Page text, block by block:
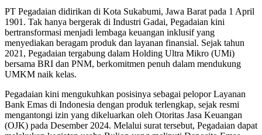
PT Pegadaian didirikan di Kota Sukabumi, Jawa Barat pada 1 April
1901. Tak hanya bergerak di Industri Gadai, Pegadaian kini
bertransformasi menjadi lembaga keuangan inklusif yang
menyediakan beragam produk dan layanan finansial. Sejak tahun
2021, Pegadaian tergabung dalam Holding Ultra Mikro (UMi)
bersama BRI dan PNM, berkomitmen penuh dalam mendukung
UMKM naik kelas.
Pegadaian kini mengukuhkan posisinya sebagai pelopor Layanan
Bank Emas di Indonesia dengan produk terlengkap, sejak resmi
mengantongi izin yang dikeluarkan oleh Otoritas Jasa Keuangan
(OJK) pada Desember 2024. Melalui surat tersebut, Pegadaian dapat